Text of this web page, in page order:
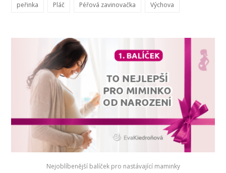
peřinka Pláč Péřová zavinovačka Výchova
Nejoblíbenější balíček pro nastávající maminky